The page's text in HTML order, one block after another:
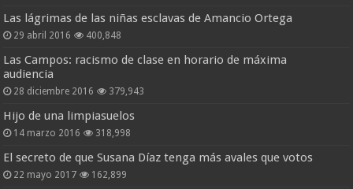
Las lágrimas de las niñas esclavas de Amancio Ortega
29 abril 2016 400,848
Las Campos: racismo de clase en horario de máxima
audiencia
28 diciembre 2016 379,943
Hijo de una limpiasuelos
14 marzo 2016 318,998
El secreto de que Susana Díaz tenga más avales que votos
22 mayo 2017 162,899